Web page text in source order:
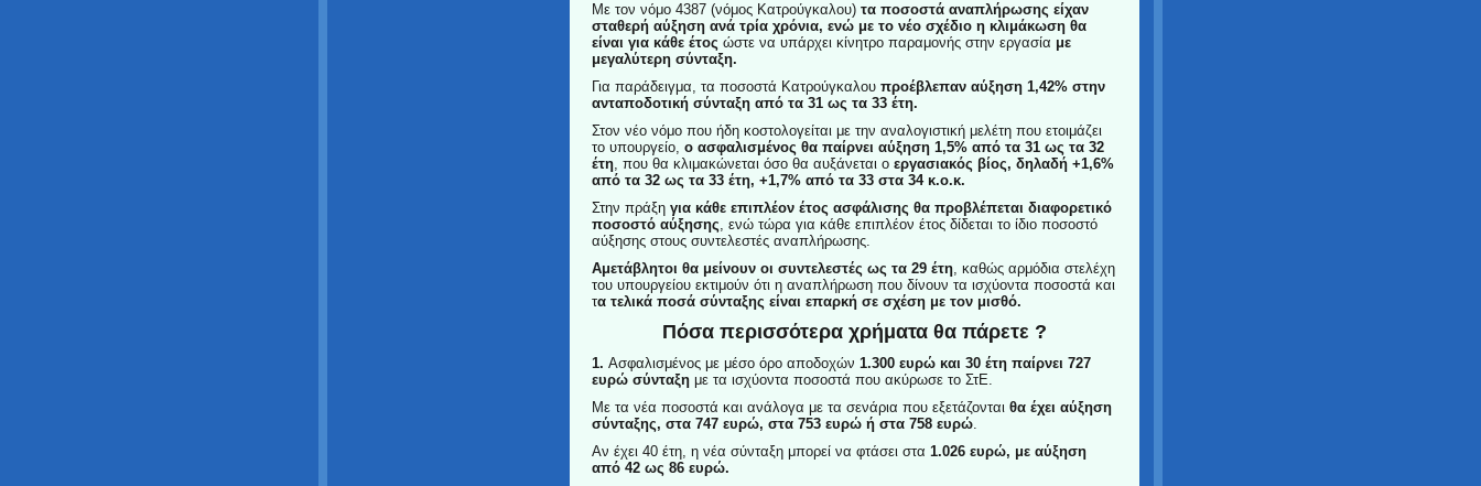
Με τον νόμο 4387 (νόμος Κατρούγκαλου) τα ποσοστά αναπλήρωσης είχαν
σταθερή αύξηση ανά τρία χρόνια, ενώ με το νέο σχέδιο η κλιμάκωση θα
είναι για κάθε έτος ώστε να υπάρχει κίνητρο παραμονής στην εργασία με
μεγαλύτερη σύνταξη.
Για παράδειγμα, τα ποσοστά Κατρούγκαλου προέβλεπαν αύξηση 1,42% στην
ανταποδοτική σύνταξη από τα 31 ως τα 33 έτη.
Στον νέο νόμο που ήδη κοστολογείται με την αναλογιστική μελέτη που ετοιμάζει
το υπουργείο, ο ασφαλισμένος θα παίρνει αύξηση 1,5% από τα 31 ως τα 32
έτη, που θα κλιμακώνεται όσο θα αυξάνεται ο εργασιακός βίος, δηλαδή +1,6%
από τα 32 ως τα 33 έτη, +1,7% από τα 33 στα 34 κ.ο.κ.
Στην πράξη για κάθε επιπλέον έτος ασφάλισης θα προβλέπεται διαφορετικό
ποσοστό αύξησης, ενώ τώρα για κάθε επιπλέον έτος δίδεται το ίδιο ποσοστό
αύξησης στους συντελεστές αναπλήρωσης.
Αμετάβλητοι θα μείνουν οι συντελεστές ως τα 29 έτη, καθώς αρμόδια στελέχη
του υπουργείου εκτιμούν ότι η αναπλήρωση που δίνουν τα ισχύοντα ποσοστά και
τα τελικά ποσά σύνταξης είναι επαρκή σε σχέση με τον μισθό.
Πόσα περισσότερα χρήματα θα πάρετε ?
1. Ασφαλισμένος με μέσο όρο αποδοχών 1.300 ευρώ και 30 έτη παίρνει 727
ευρώ σύνταξη με τα ισχύοντα ποσοστά που ακύρωσε το ΣτΕ.
Με τα νέα ποσοστά και ανάλογα με τα σενάρια που εξετάζονται θα έχει αύξηση
σύνταξης, στα 747 ευρώ, στα 753 ευρώ ή στα 758 ευρώ.
Αν έχει 40 έτη, η νέα σύνταξη μπορεί να φτάσει στα 1.026 ευρώ, με αύξηση
από 42 ως 86 ευρώ.